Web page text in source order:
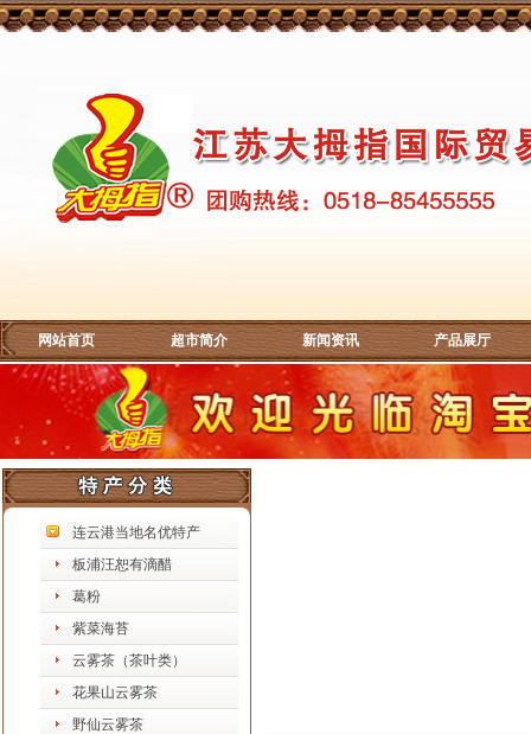
网站首页 超市简介 新闻资讯 产品展厅
连云港当地名优特产
板浦汪恕有滴醋
葛粉
紫菜海苔
云雾茶（茶叶类）
花果山云雾茶
野仙云雾茶